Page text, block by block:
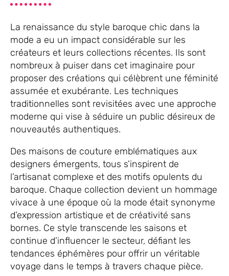
La renaissance du style baroque chic dans la
mode a eu un impact considérable sur les
créateurs et leurs collections récentes. Ils sont
nombreux à puiser dans cet imaginaire pour
proposer des créations qui célèbrent une féminité
assumée et exubérante. Les techniques
traditionnelles sont revisitées avec une approche
moderne qui vise à séduire un public désireux de
nouveautés authentiques.
Des maisons de couture emblématiques aux
designers émergents, tous s’inspirent de
l’artisanat complexe et des motifs opulents du
baroque. Chaque collection devient un hommage
vivace à une époque où la mode était synonyme
d’expression artistique et de créativité sans
bornes. Ce style transcende les saisons et
continue d’influencer le secteur, défiant les
tendances éphémères pour offrir un véritable
voyage dans le temps à travers chaque pièce.